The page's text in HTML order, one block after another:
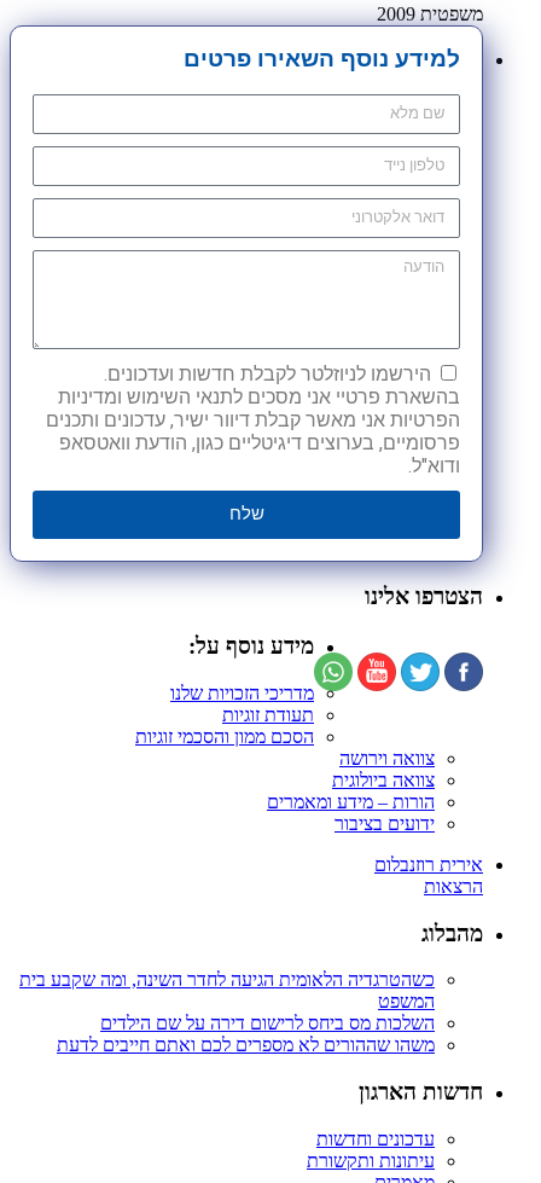
משפטית 2009
למידע נוסף השאירו פרטים
הירשמו לניוזלטר לקבלת חדשות ועדכונים.
בהשארת פרטיי אני מסכים לתנאי השימוש ומדיניות
הפרטיות אני מאשר קבלת דיוור ישיר, עדכונים ותכנים
פרסומיים, בערוצים דיגיטליים כגון, הודעת וואטסאפ
ודוא"ל.
שלח
הצטרפו אלינו
מידע נוסף על:
מדריכי הזכויות שלנו
תעודת זוגיות
הסכם ממון והסכמי זוגיות
צוואה וירושה
צוואה ביולוגית
הורות – מידע ומאמרים
ידועים בציבור
אירית רוזנבלום
הרצאות
מהבלוג
כשהטרגדיה הלאומית הגיעה לחדר השינה, ומה שקבע בית
המשפט
השלכות מס ביחס לרישום דירה על שם הילדים
משהו שההורים לא מספרים לכם ואתם חייבים לדעת
חדשות הארגון
עדכונים וחדשות
עיתונות ותקשורת